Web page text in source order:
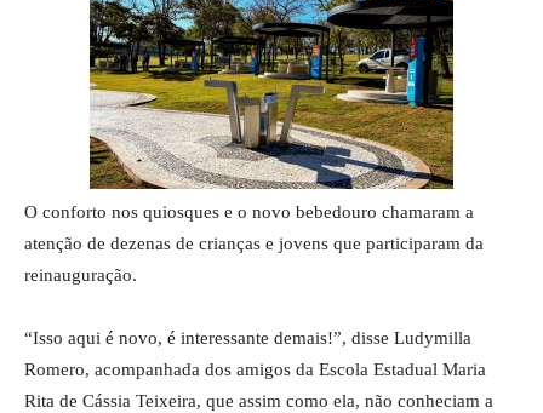
O conforto nos quiosques e o novo bebedouro chamaram a
atenção de dezenas de crianças e jovens que participaram da
reinauguração.
“Isso aqui é novo, é interessante demais!”, disse Ludymilla
Romero, acompanhada dos amigos da Escola Estadual Maria
Rita de Cássia Teixeira, que assim como ela, não conheciam a